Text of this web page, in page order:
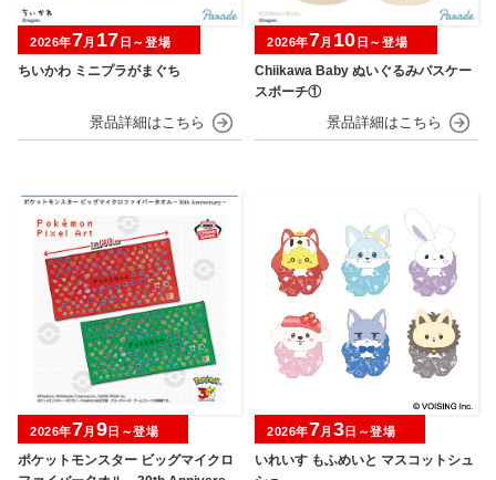
ちいかわ ミニプラがまぐち
2026年7月 17 日～登場
Chiikawa Baby ぬいぐるみパスケー
スポーチ①
2026年7月 10 日～登場
ポケットモンスター ビッグマイクロ
2026年7月 9 日～登場
いれいす もふめいと マスコットシュ
2026年7月 3 日～登場